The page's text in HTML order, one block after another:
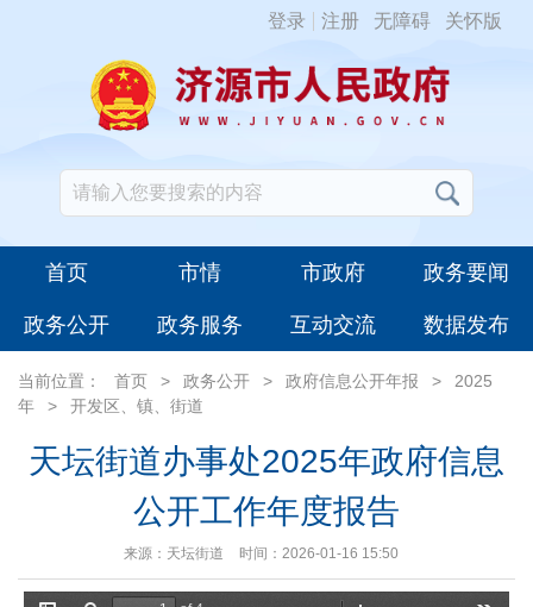
登录 注册 无障碍 关怀版
首页 市情 市政府 政务要闻
政务公开 政务服务 互动交流 数据发布
当前位置： 首页 > 政务公开 > 政府信息公开年报 >
2025
年
> 开发区、镇、街道
天坛街道办事处2025年政府信息
公开工作年度报告
来源：天坛街道 时间：2026-01-16 15:50